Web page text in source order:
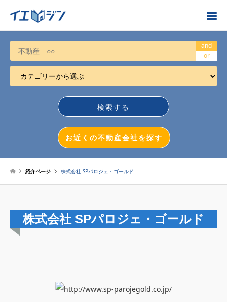
お近くの不動産会社を探す
カテゴリーから選ぶ
不動産売却
不動産投資
マンション売却
土地売却
and
or
お近くの不動産会社を探す
紹介ページ 株式会社 SPパロジェ・ゴールド
株式会社 SPパロジェ・ゴールド